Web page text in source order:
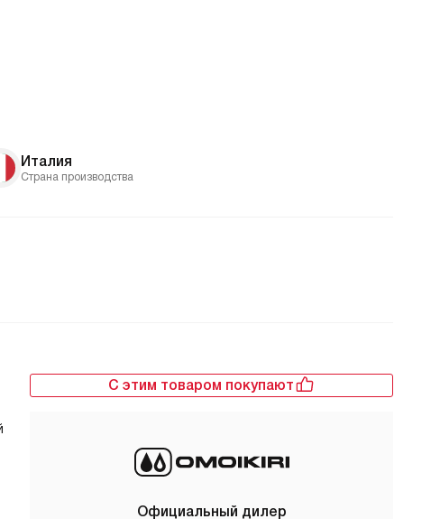
Италия
Страна производства
С этим товаром покупают
Официальный дилер